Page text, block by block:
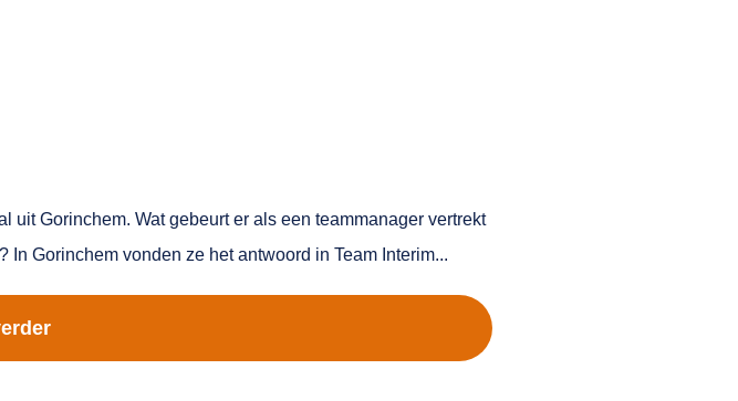
uit Gorinchem. Wat gebeurt er als een teammanager vertrekt
Gorinchem vonden ze het antwoord in Team Interim...